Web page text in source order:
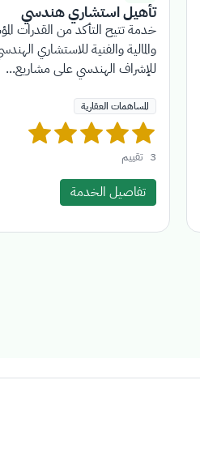
تأهيل استشاري هندسي
خدمة تتيح التأكد من القدرات
والمالية والفنية للاستشاري
للإشراف الهندسي على مشاريع...
المساهمات العقارية
3 تقييم
تفاصيل الخدمة